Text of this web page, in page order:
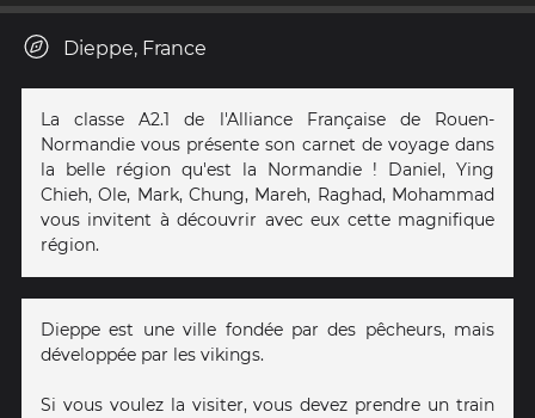
Dieppe, France
La classe A2.1 de l'Alliance Française de Rouen-
Normandie vous présente son carnet de voyage dans
la belle région qu'est la Normandie ! Daniel, Ying
Chieh, Ole, Mark, Chung, Mareh, Raghad, Mohammad
vous invitent à découvrir avec eux cette magnifique
région.
Dieppe est une ville fondée par des pêcheurs, mais
développée par les vikings.
Si vous voulez la visiter, vous devez prendre un train